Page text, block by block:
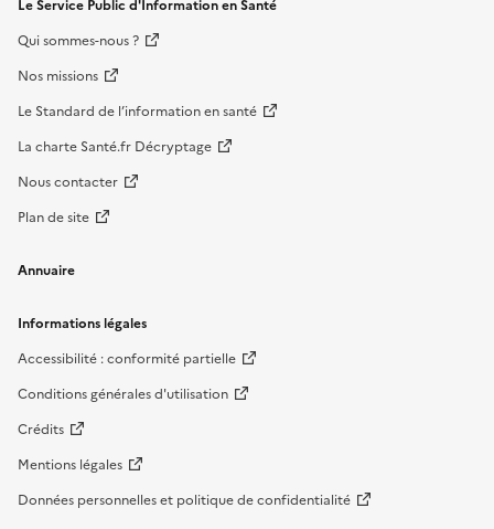
Le Service Public d'Information en Santé
Qui sommes-nous ?
Nos missions
Le Standard de l’information en santé
La charte Santé.fr Décryptage
Nous contacter
Plan de site
Annuaire
Informations légales
Accessibilité : conformité partielle
Conditions générales d'utilisation
Crédits
Mentions légales
Données personnelles et politique de confidentialité